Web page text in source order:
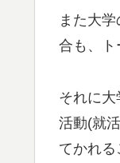
また大
合も、ト
それに
活動(就
てかれる